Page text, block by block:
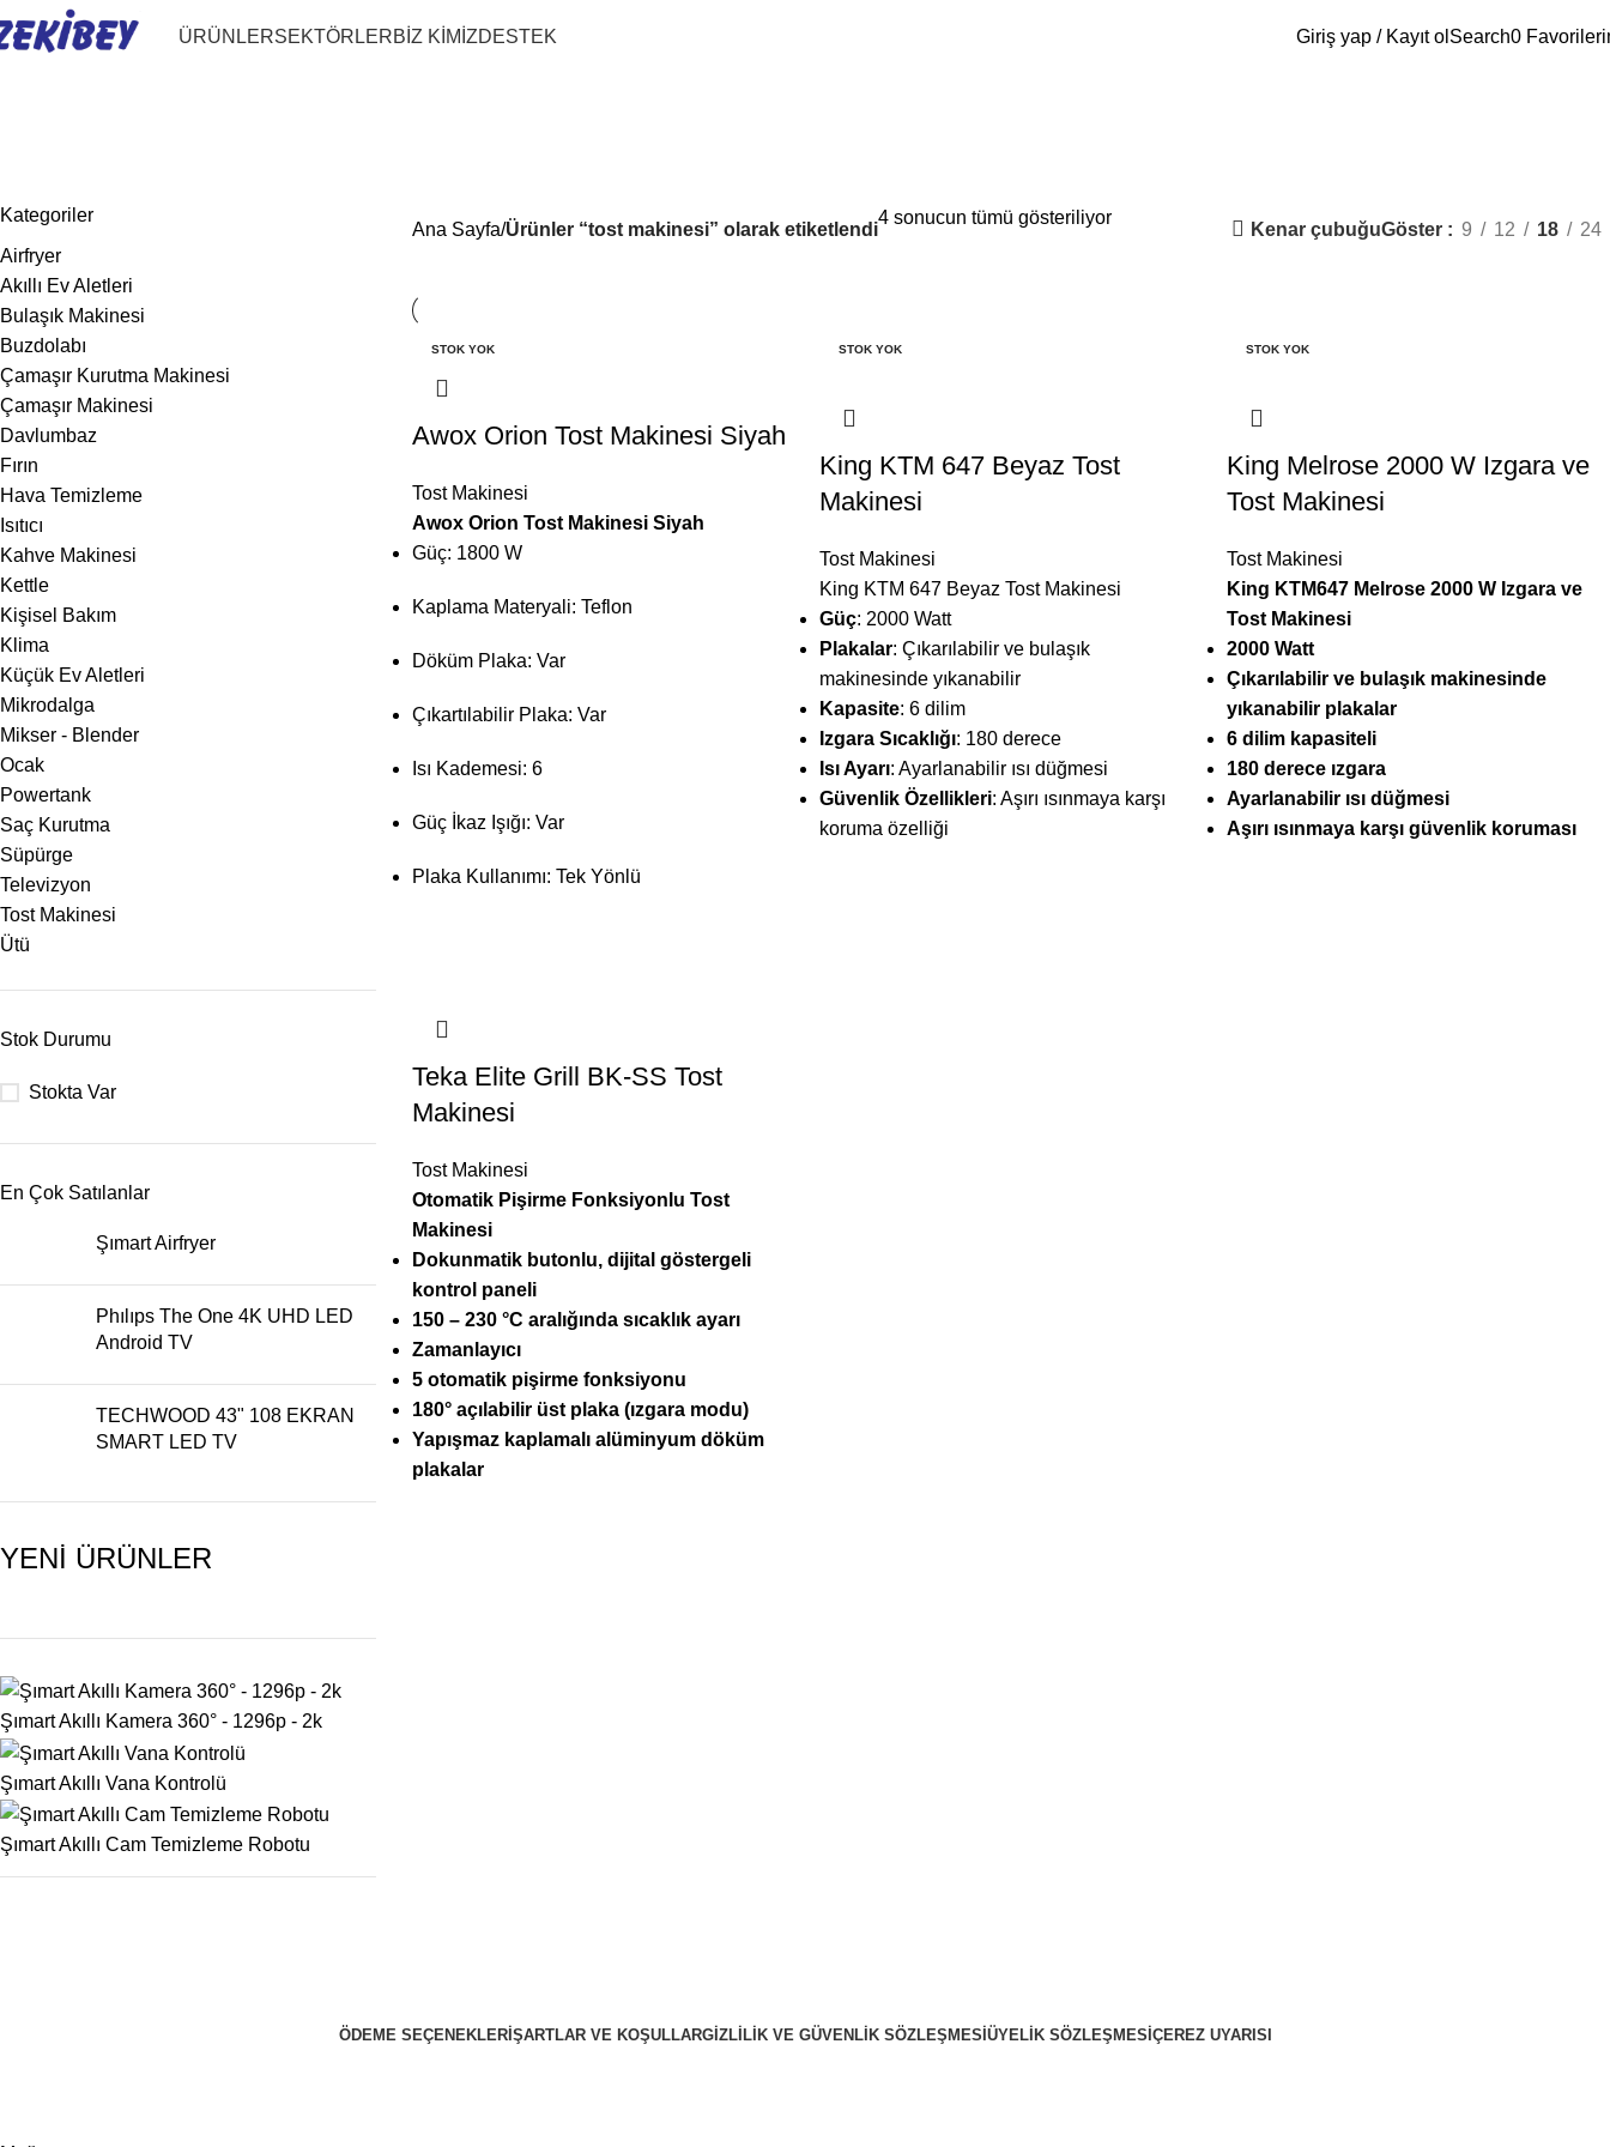
ÜRÜNLERSEKTÖRLERBİZ KİMİZDESTEK Giriş yap / Kayıt ol Search0
Kategoriler
Airfryer
Akıllı Ev Aletleri
Bulaşık Makinesi
Buzdolabı
Çamaşır Kurutma Makinesi
Çamaşır Makinesi
Davlumbaz
Fırın
Hava Temizleme
Isıtıcı
Kahve Makinesi
Kettle
Kişisel Bakım
Klima
Küçük Ev Aletleri
Mikrodalga
Mikser - Blender
Ocak
Powertank
Saç Kurutma
Süpürge
Televizyon
Tost Makinesi
Ütü
Stok Durumu
Stokta Var
En Çok Satılanlar
Şımart Airfryer
Phılıps The One 4K UHD LED
Android TV
TECHWOOD 43" 108 EKRAN
SMART LED TV
YENİ ÜRÜNLER
Şımart Akıllı Kamera 360° - 1296p - 2k
Şımart Akıllı Vana Kontrolü
Şımart Akıllı Cam Temizleme Robotu
Ana Sayfa Ürünler “tost makinesi” olarak etiketlendi
4 sonucun tümü gösteriliyor
Kenar çubuğuGöster 9 12 18 24
STOK YOK
Awox Orion Tost Makinesi Siyah
Tost Makinesi
Awox Orion Tost Makinesi Siyah
Güç: 1800 W
Kaplama Materyali: Teflon
Döküm Plaka: Var
Çıkartılabilir Plaka: Var
Isı Kademesi: 6
Güç İkaz Işığı: Var
Plaka Kullanımı: Tek Yönlü
STOK YOK
King KTM 647 Beyaz Tost
Makinesi
Tost Makinesi
King KTM 647 Beyaz Tost Makinesi
Güç: 2000 Watt
Plakalar: Çıkarılabilir ve bulaşık
makinesinde yıkanabilir
Kapasite: 6 dilim
Izgara Sıcaklığı: 180 derece
Isı Ayarı: Ayarlanabilir ısı düğmesi
Güvenlik Özellikleri: Aşırı ısınmaya karşı
koruma özelliği
STOK YOK
King Melrose 2000 W Izgara ve
Tost Makinesi
Tost Makinesi
King KTM647 Melrose 2000 W Izgara ve
Tost Makinesi
2000 Watt
Çıkarılabilir ve bulaşık makinesinde
yıkanabilir plakalar
6 dilim kapasiteli
180 derece ızgara
Ayarlanabilir ısı düğmesi
Aşırı ısınmaya karşı güvenlik koruması
Teka Elite Grill BK-SS Tost
Makinesi
Tost Makinesi
Otomatik Pişirme Fonksiyonlu Tost
Makinesi
Dokunmatik butonlu, dijital göstergeli
kontrol paneli
150 – 230 °C aralığında sıcaklık ayarı
Zamanlayıcı
5 otomatik pişirme fonksiyonu
180° açılabilir üst plaka (ızgara modu)
Yapışmaz kaplamalı alüminyum döküm
plakalar
ÖDEME SEÇENEKLERI ŞARTLAR VE KOŞULLARGIZLILIK VE GÜVENLIK SÖZLEŞMESI ÜYELIK SÖZLEŞMESI ÇEREZ UYARISI